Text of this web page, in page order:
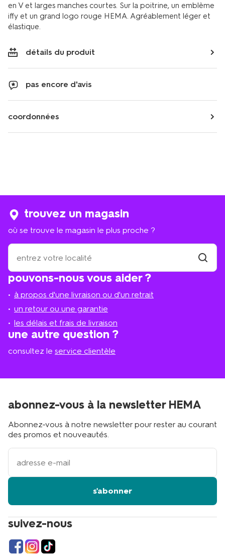
en V et larges manches courtes. Sur la poitrine, un emblème
iffy et un grand logo rouge HEMA. Agréablement léger et
élastique.
détails du produit
pas encore d'avis
coordonnées
pouvons-nous vous aider ?
à propos d'une livraison ou d'un retrait
un retour ou une garantie
les délais et frais de livraison
une autre question ?
consultez le service clientèle
trouvez un magasin
où se trouve le magasin le plus proche ?
où
trouve
le
le
plus
proche
trouver
suivez-nous
abonnez-vous à la newsletter HEMA
Abonnez-vous à notre newsletter pour rester au courant
des promos et nouveautés.
votre
adresse
s'abonner